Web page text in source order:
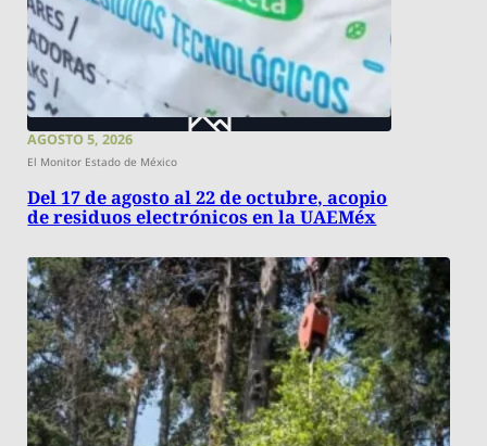
AGOSTO 5, 2026
El Monitor Estado de México
Del 17 de agosto al 22 de octubre, acopio
de residuos electrónicos en la UAEMéx